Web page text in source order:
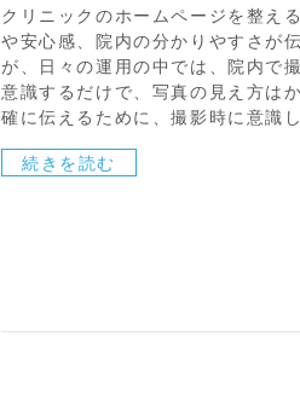
クリニックのホームページを整え
や安心感、院内の分かりやすさが
が、日々の運用の中では、院内で
意識するだけで、写真の見え方は
確に伝えるために、撮影時に意識
続きを読む